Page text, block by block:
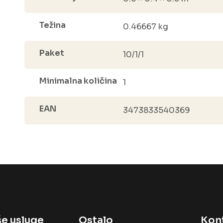
Težina 0.46667 kg
Paket 10/1/1
Minimalna količina 1
EAN 3473833540369
usluge Ostalo